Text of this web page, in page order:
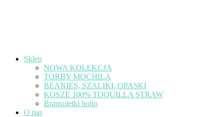
Sklep
NOWA KOLEKCJA
TORBY MOCHILA
BEANIES, SZALIKI, OPASKI
KOSZE 100% TOQUILLA STRAW
Bransoletki boho
O nas